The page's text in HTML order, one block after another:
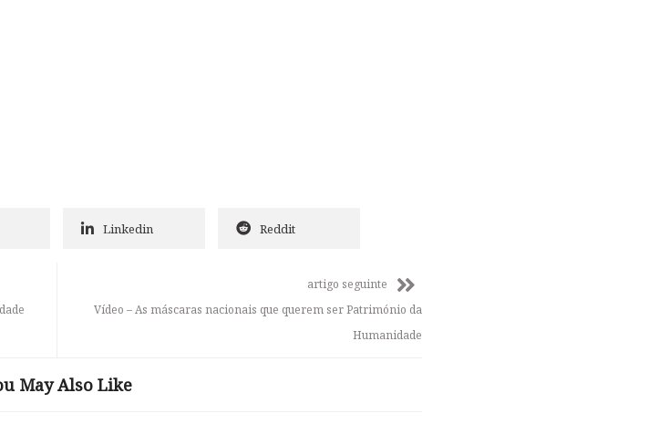
Linkedin Reddit
artigo seguinte
Vídeo – As máscaras nacionais que querem ser Património da
Humanidade
May Also Like